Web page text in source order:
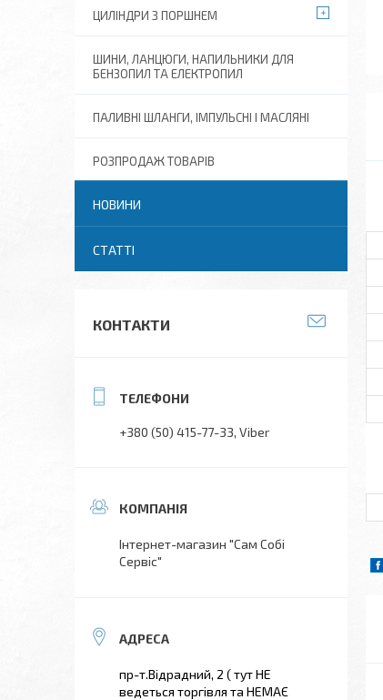
ЦИЛІНДРИ З ПОРШНЕМ
ШИНИ, ЛАНЦЮГИ, НАПИЛЬНИКИ ДЛЯ
БЕНЗОПИЛ ТА ЕЛЕКТРОПИЛ
ПАЛИВНІ ШЛАНГИ, ІМПУЛЬСНІ І МАСЛЯНІ
РОЗПРОДАЖ ТОВАРІВ
НОВИНИ
СТАТТІ
КОНТАКТИ
+380 (50) 415-77-33 Viber
Інтернет-магазин "Сам Собі
Сервіс"
пр-т.Відрадний, 2 ( тут НЕ
ведеться торгівля та НЕМАЄ